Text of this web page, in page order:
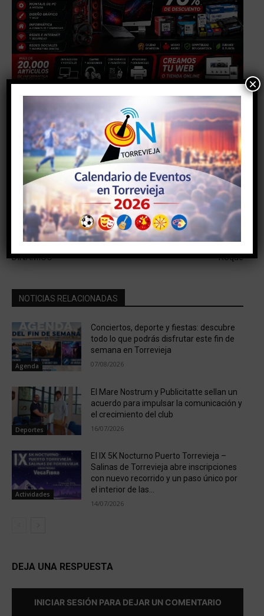
Facebook Twitter Pinterest
Artículo anterior
NUEVA FECHA PARA EL
CONCIERTO DEL DUO
DINÁMICO
Artículo siguiente
Incendio en la cochera de
un edificio del barrio de San
Roque
NOTICIAS RELACIONADAS
Agenda
Conciertos, deporte y fiestas: descubre
todo lo que podrás disfrutar este fin de
semana en Torrevieja
07/08/2026
Deportes
El Mare Nostrum y Publicitatte sellan un
acuerdo para impulsar la comunicación y
el crecimiento del club
16/07/2026
Actividades
El IX 5K Nocturno Puerto Torrevieja –
Salinas de Torrevieja abre inscripciones
con nuevo recorrido y un paso único por
el interior de las...
14/07/2026
DEJA UNA RESPUESTA
INICIAR SESIÓN PARA DEJAR UN COMENTARIO
×